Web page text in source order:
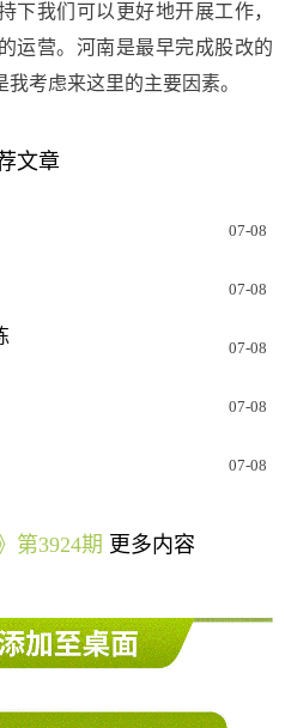
下我们可以更好地开展工作，
运营。河南是最早完成股改的
考虑来这里的主要因素。
文章
07-08
07-08
07-08
07-08
07-08
第3924期 更多内容